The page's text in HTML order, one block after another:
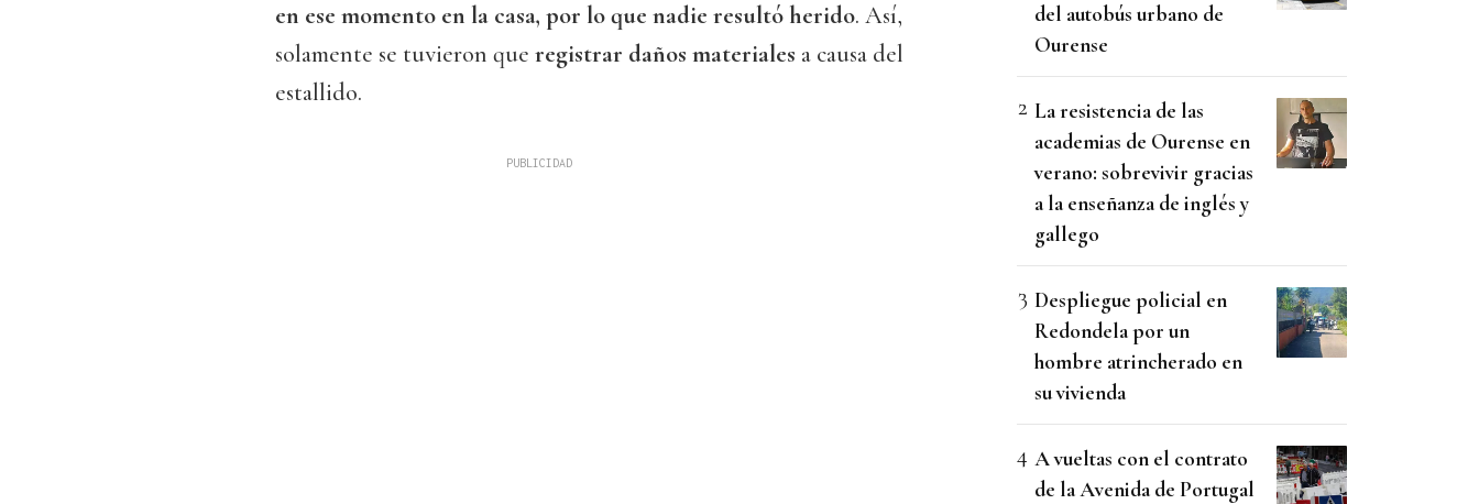
en ese momento en la casa, por lo que nadie resultó herido. Así,
solamente se tuvieron que registrar daños materiales a causa del
estallido.
del autobús urbano de
Ourense
La resistencia de las
academias de Ourense en
verano: sobrevivir gracias
a la enseñanza de inglés y
gallego
Despliegue policial en
Redondela por un
hombre atrincherado en
su vivienda
A vueltas con el contrato
de la Avenida de Portugal